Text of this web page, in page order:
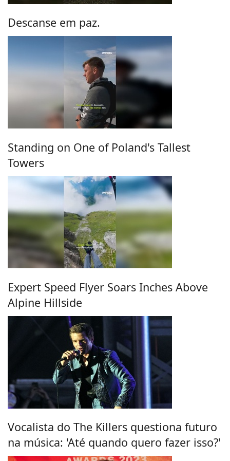
Descanse em paz.
Standing on One of Poland's Tallest
Towers
Expert Speed Flyer Soars Inches Above
Alpine Hillside
Vocalista do The Killers questiona futuro
na música: 'Até quando quero fazer isso?'